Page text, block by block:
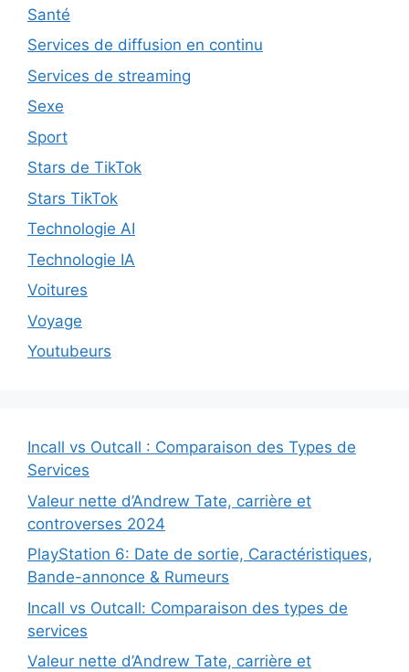
Santé
Services de diffusion en continu
Services de streaming
Sexe
Sport
Stars de TikTok
Stars TikTok
Technologie AI
Technologie IA
Voitures
Voyage
Youtubeurs
Incall vs Outcall : Comparaison des Types de
Services
Valeur nette d’Andrew Tate, carrière et
controverses 2024
PlayStation 6: Date de sortie, Caractéristiques,
Bande-annonce & Rumeurs
Incall vs Outcall: Comparaison des types de
services
Valeur nette d’Andrew Tate, carrière et